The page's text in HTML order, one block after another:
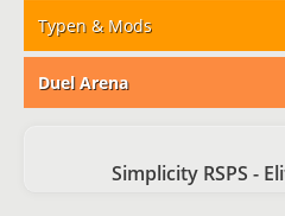
Typen & Mods
Duel Arena
Simplicity RSPS -